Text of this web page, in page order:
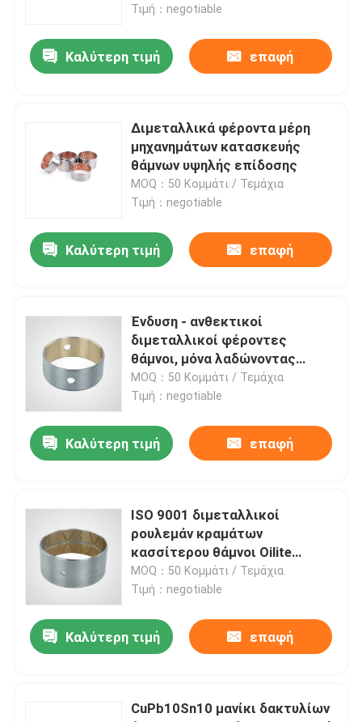
Γύρος εργοστασίων
Μας ελάτε σε επαφή με
Ζητήστε ένα απόσπασμα
μόνα λαδώνοντας ρουλεμάν
μόνα λαδώνοντας ρουλεμάν μανικιών
Διμεταλλικοί φέροντες θάμνοι
DX ρουλεμάν
Τυλιγμένα ρουλεμάν χαλκού
Στερεοί δακτύλιοι χαλκού
Μόνο λαδώνοντας πλυντήριο ώθησης
Μόνα πιάτα ένδυσης λιπαντικού ελαίου
Τιμή：negotiable
Καλύτερη τιμή επαφή
Διμεταλλικά φέροντα μέρη
μηχανημάτων κατασκευής
θάμνων υψηλής επίδοσης
MOQ：50 Κομμάτι / Τεμάχια
Τιμή：negotiable
Καλύτερη τιμή επαφή
Ένδυση - ανθεκτικοί
διμεταλλικοί φέροντες
θάμνοι, μόνα λαδώνοντας
ρουλεμάν μανικιών
MOQ：50 Κομμάτι / Τεμάχια
Τιμή：negotiable
Καλύτερη τιμή επαφή
ISO 9001 διμεταλλικοί
ρουλεμάν κραμάτων
κασσίτερου θάμνοι Oilite
επιστρώματος βαλμένοι
φλάντζα
MOQ：50 Κομμάτι / Τεμάχια
Τιμή：negotiable
Καλύτερη τιμή επαφή
CuPb10Sn10 μανίκι δακτυλίων